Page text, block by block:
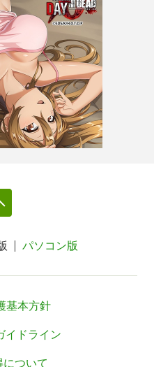
パソコン版
基本方針
イドライン
ついて